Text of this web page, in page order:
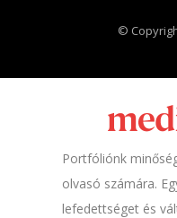
©
Portfóliónk
olvasó számára.
lefedettséget és